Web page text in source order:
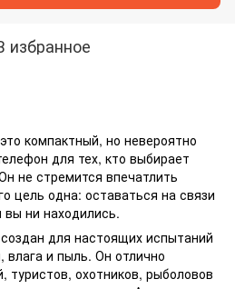
избранное
компактный, но невероятно
для тех, кто выбирает
не стремится впечатлить
цель одна: оставаться на связи
ни находились.
для настоящих испытаний
и пыль. Он отлично
туристов, охотников, рыболовов